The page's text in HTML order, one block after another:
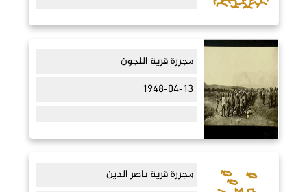
مجزرة قرية اللجون
1948-04-13
مجزرة قرية ناصر الدين